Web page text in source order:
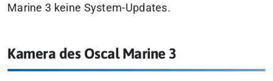
Marine 3 keine System-Updates.
Kamera des Oscal Marine 3